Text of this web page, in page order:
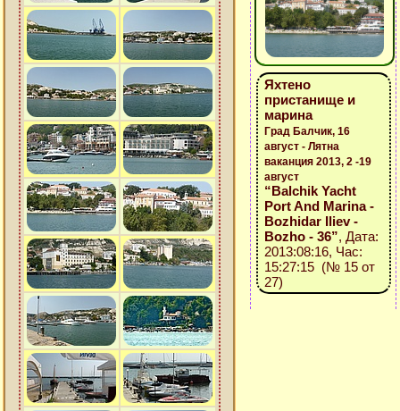
Яхтено
пристанище и
марина
Град Балчик, 16
август - Лятна
ваканция 2013, 2 -19
август
“Balchik Yacht
Port And Marina -
Bozhidar Iliev -
Bozho - 36”, Дата:
2013:08:16, Час:
15:27:15 (№ 15 от
27)